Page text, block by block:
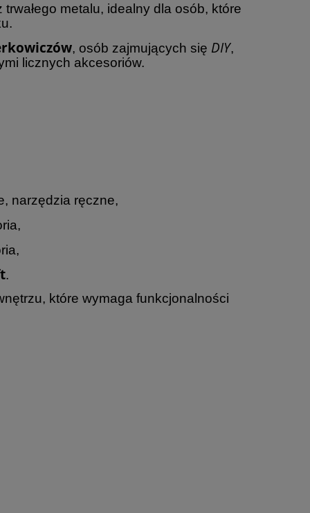
metalu, idealny dla osób, które
, osób zajmujących się DIY,
licznych akcesoriów.
narzędzia ręczne,
.
które wymaga funkcjonalności